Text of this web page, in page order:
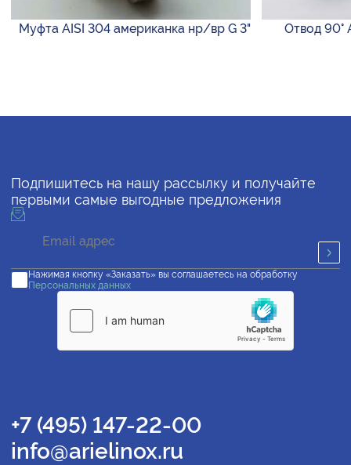
Муфта AISI 304 американка нр/вр G 3" Отвод 90°
Подпишитесь на нашу рассылку и получайте
первыми самые выгодные предложения
Нажимая кнопку «Заказать» вы соглашаетесь на обработку
Персональных данных
+7 (495) 147-22-00
info@arielinox.ru